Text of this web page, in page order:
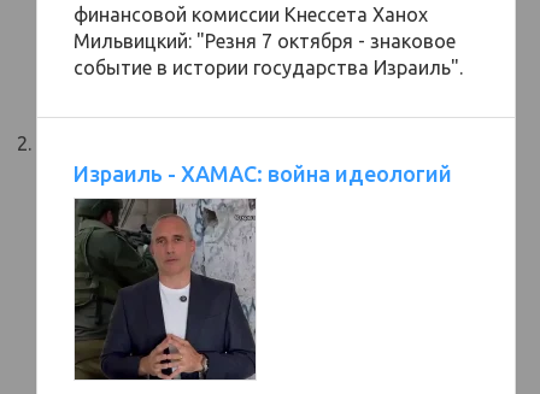
финансовой комиссии Кнессета Ханох
Мильвицкий: "Резня 7 октября - знаковое
событие в истории государства Израиль".
Израиль - ХАМАС: война идеологий